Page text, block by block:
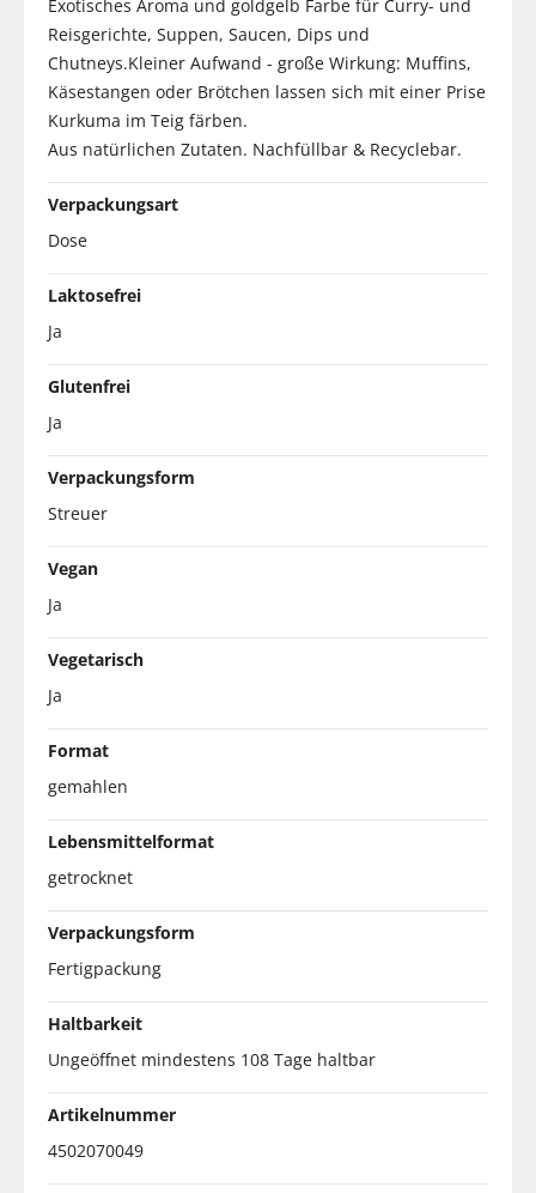
Exotisches Aroma und goldgelb Farbe für Curry- und
Reisgerichte, Suppen, Saucen, Dips und
Chutneys.Kleiner Aufwand - große Wirkung: Muffins,
Käsestangen oder Brötchen lassen sich mit einer Prise
Kurkuma im Teig färben.
Aus natürlichen Zutaten. Nachfüllbar & Recyclebar.
Verpackungsart
Dose
Laktosefrei
Ja
Glutenfrei
Ja
Verpackungsform
Streuer
Vegan
Ja
Vegetarisch
Ja
Format
gemahlen
Lebensmittelformat
getrocknet
Verpackungsform
Fertigpackung
Haltbarkeit
Ungeöffnet mindestens 108 Tage haltbar
Artikelnummer
4502070049